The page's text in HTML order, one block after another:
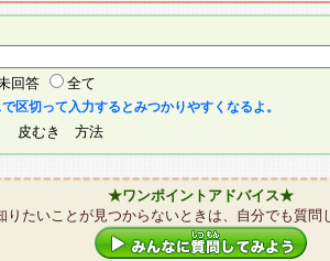
回答 全て
区切って入力するとみつかりやすくなるよ。
むき 方法
★ワンポイントアドバイス★
りたいことが見つからないときは、自分でも質問